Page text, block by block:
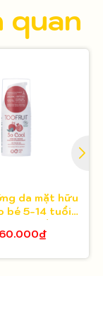
quan
da mặt hữu
bé 5-14 tuổi
30ml